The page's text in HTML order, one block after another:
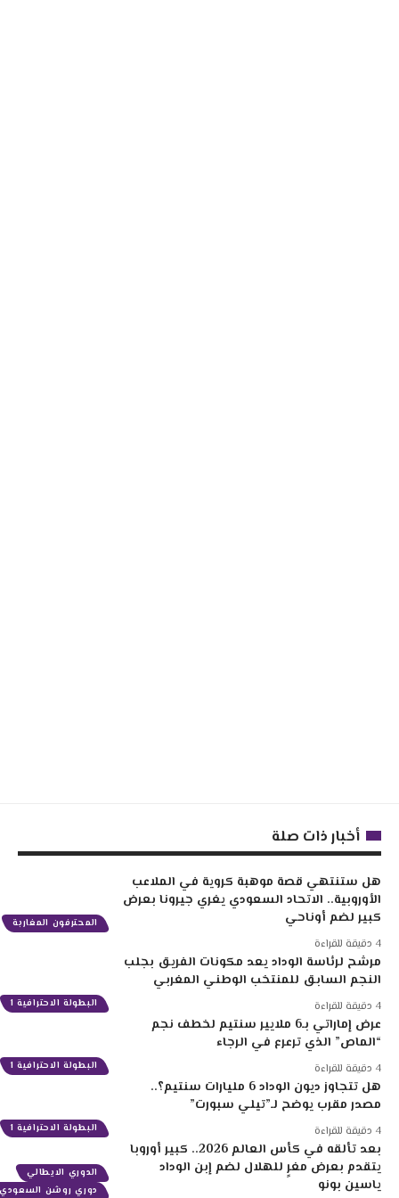
أخبار ذات صلة
المحترفون المغاربة
هل ستنتهي قصة موهبة كروية في الملاعب
الأوروبية.. الاتحاد السعودي يغري جيرونا بعرض
كبير لضم أوناحي
البطولة الاحترافية 1
مرشح لرئاسة الوداد يعد مكونات الفريق بجلب
النجم السابق للمنتخب الوطني المغربي
البطولة الاحترافية 1
عرض إماراتي بـ6 ملايير سنتيم لخطف نجم
“الماص” الذي ترعرع في الرجاء
البطولة الاحترافية 1
هل تتجاوز ديون الوداد 6 مليارات سنتيم؟..
مصدر مقرب يوضح لـ”تيلي سبورت”
الدوري الايطالي
دوري روشن السعودي
بعد تألقه في كأس العالم 2026.. كبير أوروبا
يتقدم بعرض مغرٍ للهلال لضم إبن الوداد
ياسين بونو